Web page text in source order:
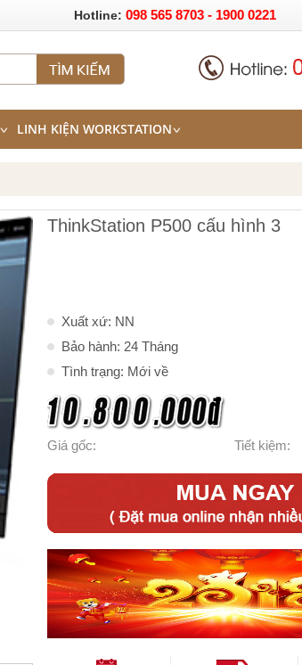
LINH KIỆN WORKSTATION
ThinkStation P500 cấu hình 3
Xuất xứ: NN
Bảo hành: 24 Tháng
Tình trạng: Mới về
Giá gốc: Tiết kiệm:
Hotline: 098 565 8703 - 1900 0221